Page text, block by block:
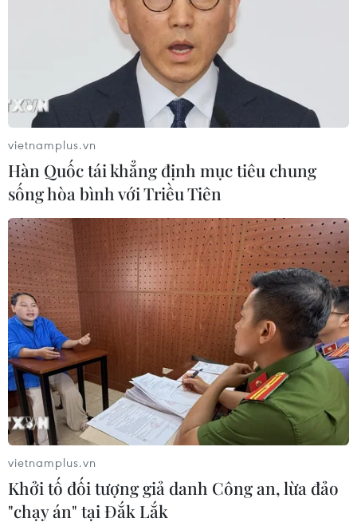
vietnamplus.vn
Hàn Quốc tái khẳng định mục tiêu chung
sống hòa bình với Triều Tiên
vietnamplus.vn
Khởi tố đối tượng giả danh Công an, lừa đảo
"chạy án" tại Đắk Lắk